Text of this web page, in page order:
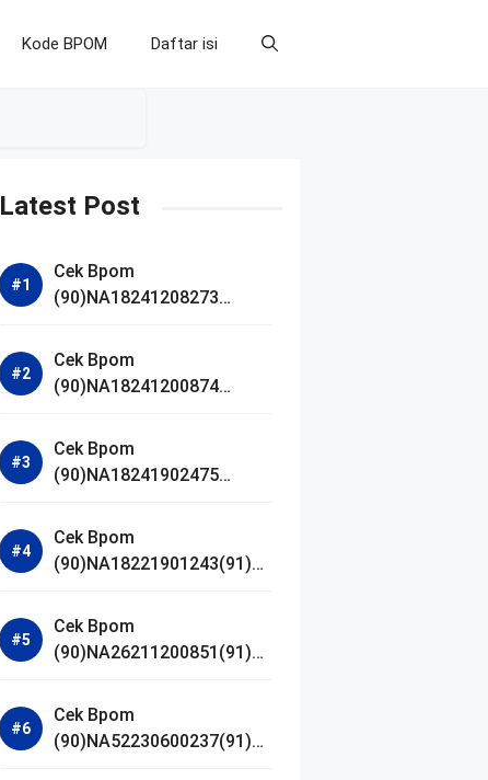
Kode BPOM Daftar isi
Latest Post
Cek Bpom
(90)NA18241208273
Bright Radiance Face
Wash
Cek Bpom
(90)NA18241200874
Acne Calm Micellar Water
Cek Bpom
(90)NA18241902475
Cek Bpom
(90)NA18221901243(91)25
Serum
Cek Bpom
(90)NA26211200851(91)24
Madagascar Centella
Ampoule Foam
Cek Bpom
(90)NA52230600237(91)09